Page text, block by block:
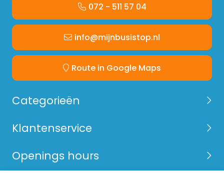
072 - 511 57 04
info@mijnbusistop.nl
Route in Google Maps
Categorieën
Klantenservice
Openings hours